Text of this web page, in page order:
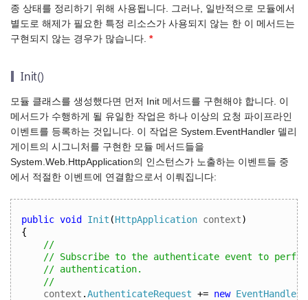
종 상태를 정리하기 위해 사용됩니다. 그러나, 일반적으로 모듈에서
별도로 해제가 필요한 특정 리소스가 사용되지 않는 한 이 메서드는
구현되지 않는 경우가 많습니다. *
Init()
모듈 클래스를 생성했다면 먼저 Init 메서드를 구현해야 합니다. 이
메서드가 수행하게 될 유일한 작업은 하나 이상의 요청 파이프라인
이벤트를 등록하는 것입니다. 이 작업은 System.EventHandler 델리
게이트의 시그니처를 구현한 모듈 메서드들을
System.Web.HttpApplication의 인스턴스가 노출하는 이벤트들 중
에서 적절한 이벤트에 연결함으로서 이뤄집니다:
public void Init (HttpApplication context)
{
//
// Subscribe to the authenticate event to
// authentication.
//
context .AuthenticateRequest += new EventHandler